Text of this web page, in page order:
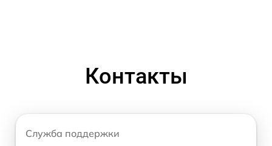
Контакты
Служба поддержки